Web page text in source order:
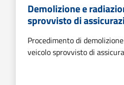
Demolizione e
sprovvisto di
Procedimento di
veicolo sprovvisto di